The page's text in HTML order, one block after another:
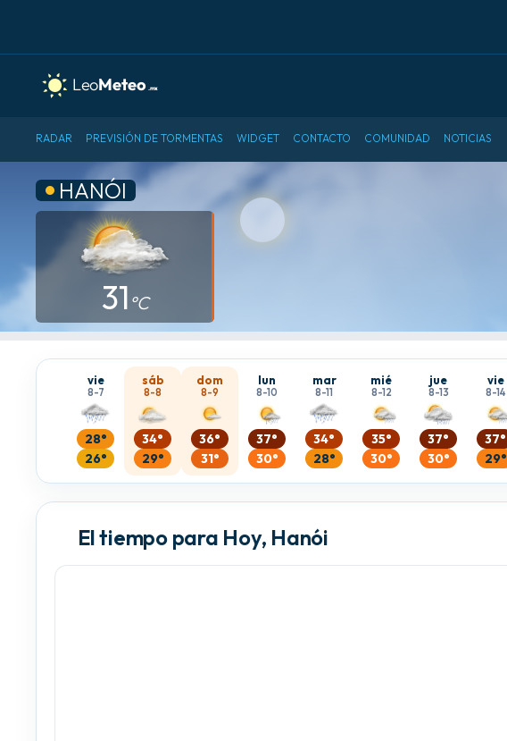
RADAR PREVISIÓN DE TORMENTAS WIDGET CONTACTO COMUNIDAD NOTICIAS
HANÓI
31 °C
vie
8-7
28°
26°
sáb
8-8
34°
29°
dom
8-9
36°
31°
lun
8-10
37°
30°
mar
8-11
34°
28°
mié
8-12
35°
30°
jue
8-13
37°
30°
vie
8-14
37°
29°
El tiempo para Hoy, Hanói